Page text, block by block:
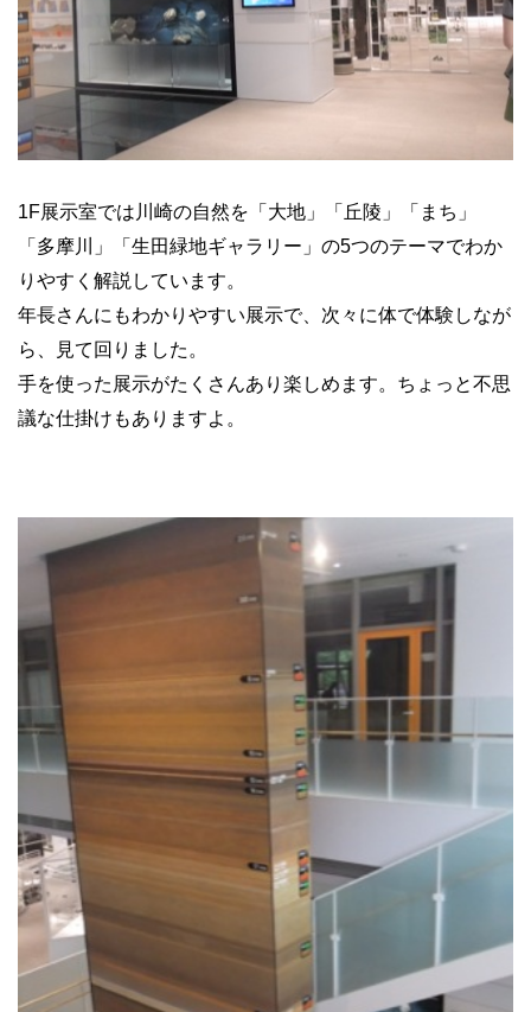
1F展示室では川崎の自然を「大地」「丘陵」「まち」
「多摩川」「生田緑地ギャラリー」の5つのテーマでわか
りやすく解説しています。
年長さんにもわかりやすい展示で、次々に体で体験しなが
ら、見て回りました。
手を使った展示がたくさんあり楽しめます。ちょっと不思
議な仕掛けもありますよ。